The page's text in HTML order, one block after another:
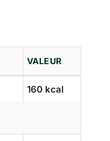
VALEUR
160 kcal